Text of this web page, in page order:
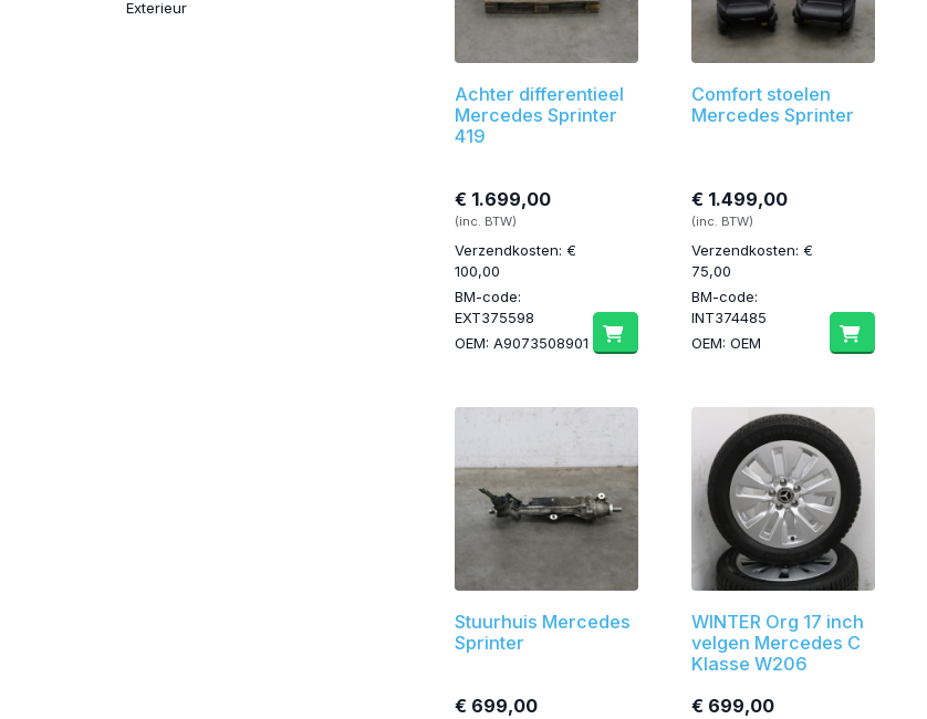
Exterieur
Achter differentieel
Mercedes Sprinter
419
€ 1.699,00
(inc. BTW)
Verzendkosten: €
100,00
BM-code:
EXT375598
OEM: A9073508901
Comfort stoelen
Mercedes Sprinter
€ 1.499,00
(inc. BTW)
Verzendkosten: €
75,00
BM-code:
INT374485
OEM: OEM
Stuurhuis Mercedes
Sprinter
€ 699,00
WINTER Org 17 inch
velgen Mercedes C
Klasse W206
€ 699,00